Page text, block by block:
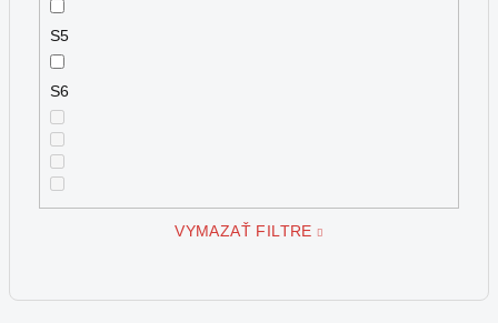
S5
S6
VYMAZAŤ FILTRE